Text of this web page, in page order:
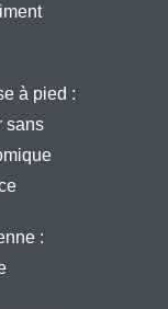
à pied :
sans
: